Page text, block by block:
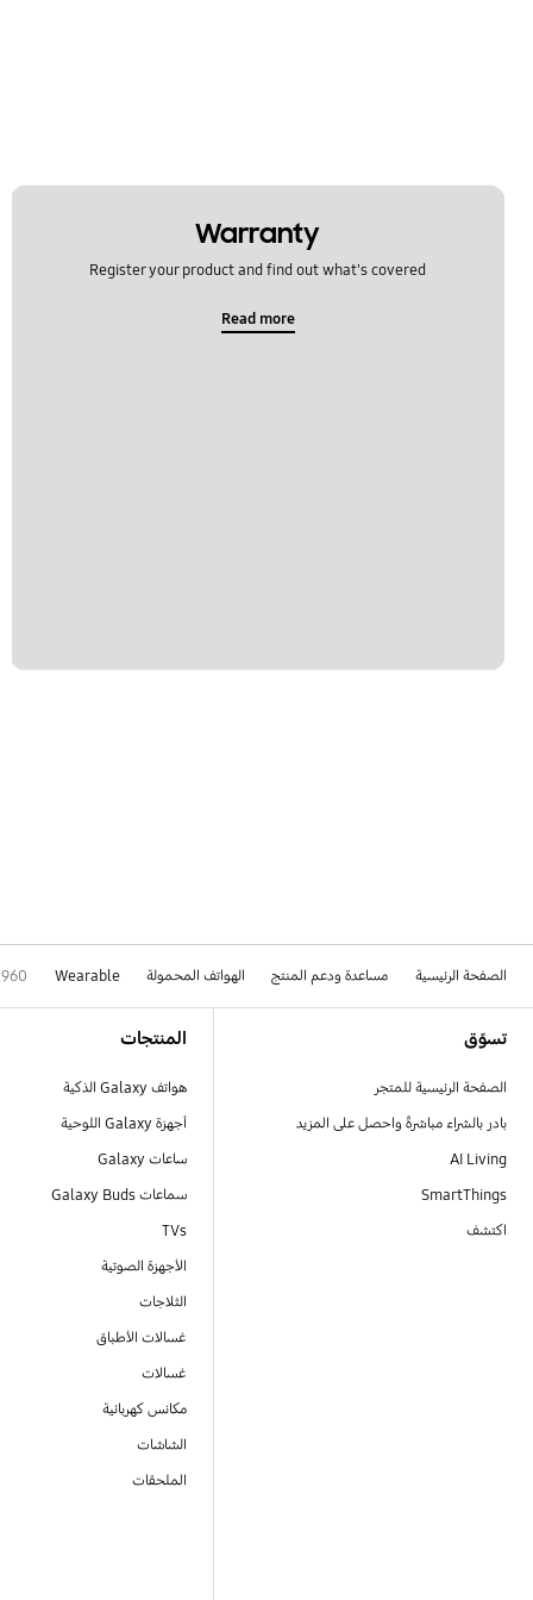
Warranty
Register your product and find out what's covered
Read more
الصفحة الرئيسية مساعدة ودعم المنتج الهواتف المحمولة Wearable
تسوّق
الصفحة الرئيسية للمتجر
بادر بالشراء مباشرةً واحصل على المزيد
AI Living
SmartThings
اكتشف
المنتجات
هواتف Galaxy الذكية
أجهزة Galaxy اللوحية
ساعات Galaxy
سماعات Galaxy Buds
TVs
الأجهزة الصوتية
الثلاجات
غسالات الأطباق
غسالات
مكانس كهربائية
الشاشات
الملحقات